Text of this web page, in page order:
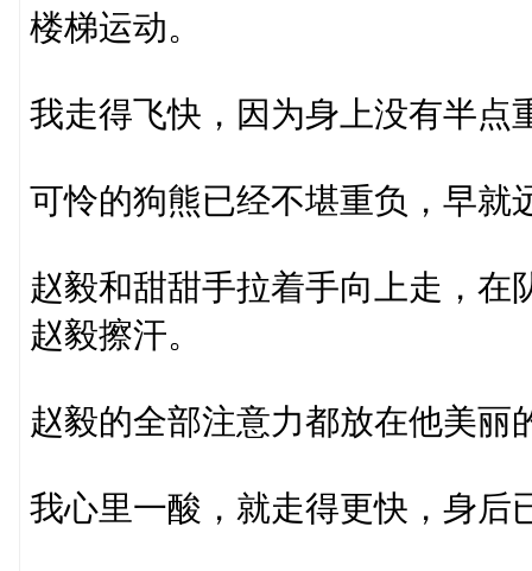
楼梯运动。
我走得飞快，因为身上没有半点
可怜的狗熊已经不堪重负，早就
赵毅和甜甜手拉着手向上走，在
赵毅擦汗。
赵毅的全部注意力都放在他美丽
我心里一酸，就走得更快，身后